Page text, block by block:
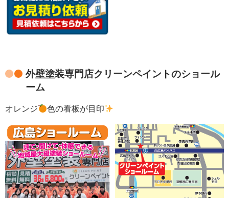
外壁塗装専門店クリーンペイントのショール
ーム
オレンジ 色の看板が目印